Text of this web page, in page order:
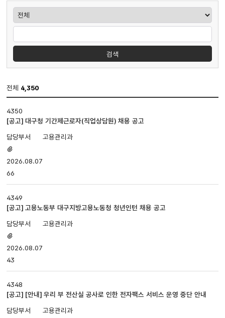
게시판검색
검색
전체 4,350
게시판
입니다.
번호,
제목,
담당부서,
첨부파일,
등록일,
조회로
있습니다.
4350
[공고] 대구청 기간제근로자(직업상담원) 채용 공고
고용관리과
있음
2026.08.07
66
4349
[공고] 고용노동부 대구지방고용노동청 청년인턴 채용 공고
고용관리과
있음
2026.08.07
43
4348
[공고] [안내] 우리 부 전산실 공사로 인한 전자팩스 서비스 운영 중단 안내
고용관리과